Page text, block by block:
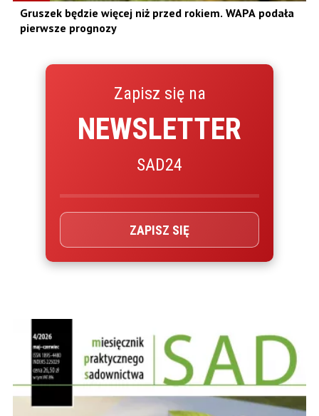
Gruszek będzie więcej niż przed rokiem. WAPA podała
pierwsze prognozy
Zapisz się na
NEWSLETTER
SAD24
ZAPISZ SIĘ